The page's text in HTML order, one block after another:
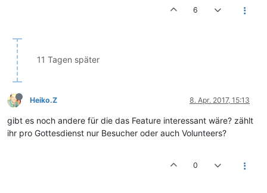
6
11 Tagen später
Heiko.Z 8. Apr. 2017, 15:13
gibt es noch andere für die das Feature interessant wäre? zählt
ihr pro Gottesdienst nur Besucher oder auch Volunteers?
0